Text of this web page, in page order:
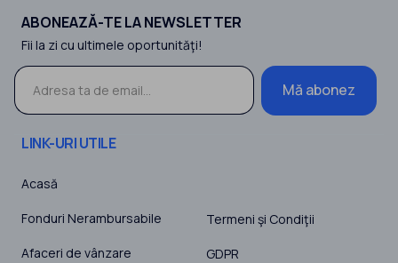
ABONEAZĂ-TE LA NEWSLETTER
Fii la zi cu ultimele oportunităţi!
Mă abonez
LINK-URI UTILE
Acasă
Fonduri Nerambursabile
Afaceri de vânzare
Termeni şi Condiţii
GDPR